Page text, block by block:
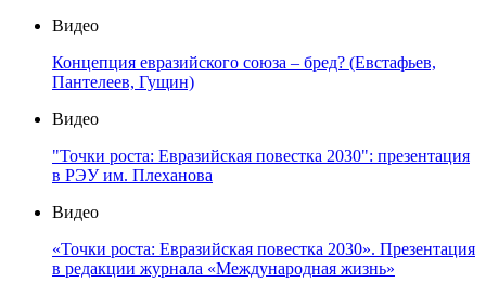
Видео
Концепция евразийского союза – бред? (Евстафьев,
Пантелеев, Гущин)
Видео
"Точки роста: Евразийская повестка 2030": презентация
в РЭУ им. Плеханова
Видео
«Точки роста: Евразийская повестка 2030». Презентация
в редакции журнала «Международная жизнь»